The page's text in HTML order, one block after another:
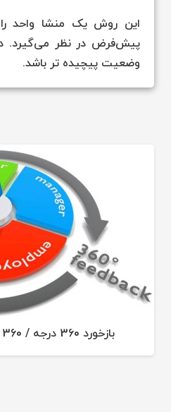
این روش یک منشا واحد
پیش‌فرض در نظر می‌گیرد.
وضعیت پیچیده تر باشد.
بازخورد 360 درجه / 360 Degree Feedback